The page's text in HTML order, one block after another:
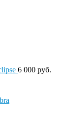
6 000 руб.